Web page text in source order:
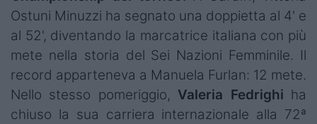
Ostuni Minuzzi ha segnato una doppietta al 4' e
al 52', diventando la marcatrice italiana con più
mete nella storia del Sei Nazioni Femminile. Il
record apparteneva a Manuela Furlan: 12 mete.
Nello stesso pomeriggio, Valeria Fedrighi ha
chiuso la sua carriera internazionale alla 72ª